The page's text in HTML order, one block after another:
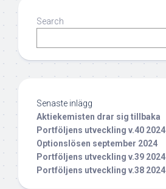
Search
Senaste inlägg
Aktiekemisten drar sig tillbaka
Portföljens utveckling v.40 2024
Optionslösen september 2024
Portföljens utveckling v.39 2024
Portföljens utveckling v.38 2024